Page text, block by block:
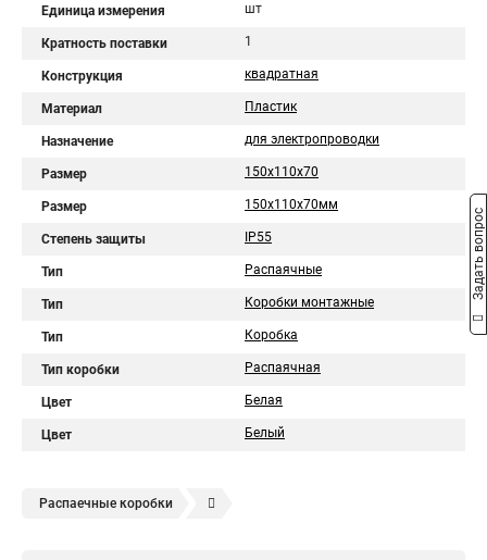
Единица измерения шт
Кратность поставки 1
Конструкция квадратная
Материал Пластик
Назначение для электропроводки
Размер 150х110х70
Размер 150x110x70мм
Степень защиты IP55
Тип Распаячные
Тип Коробки монтажные
Тип Коробка
Тип коробки Распаячная
Цвет Белая
Цвет Белый
Распаечные коробки
Задать вопрос